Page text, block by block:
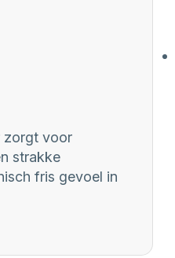
zorgt voor
strakke
fris gevoel in